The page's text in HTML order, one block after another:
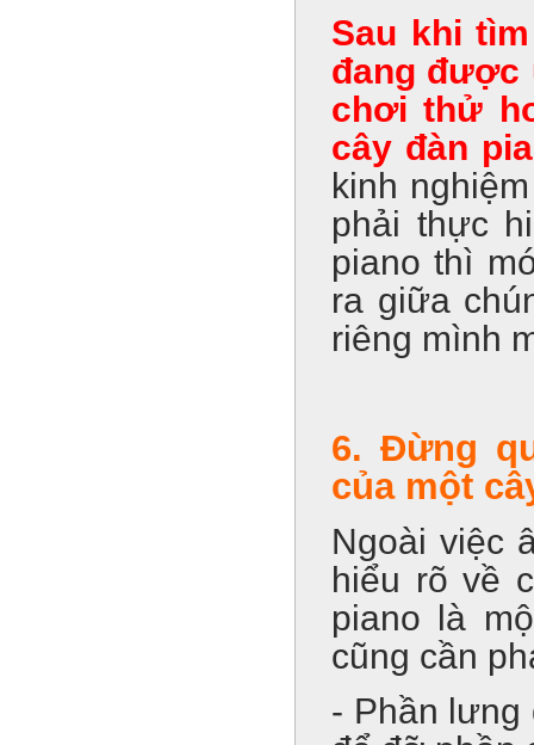
Sau khi
đang được
chơi thử
cây đàn
kinh
phải thực
piano thì
ra giữa
riêng mình
6. Đừng
của một
Ngoài việc
hiểu rõ về
piano là
cũng cần
- Phần lưng